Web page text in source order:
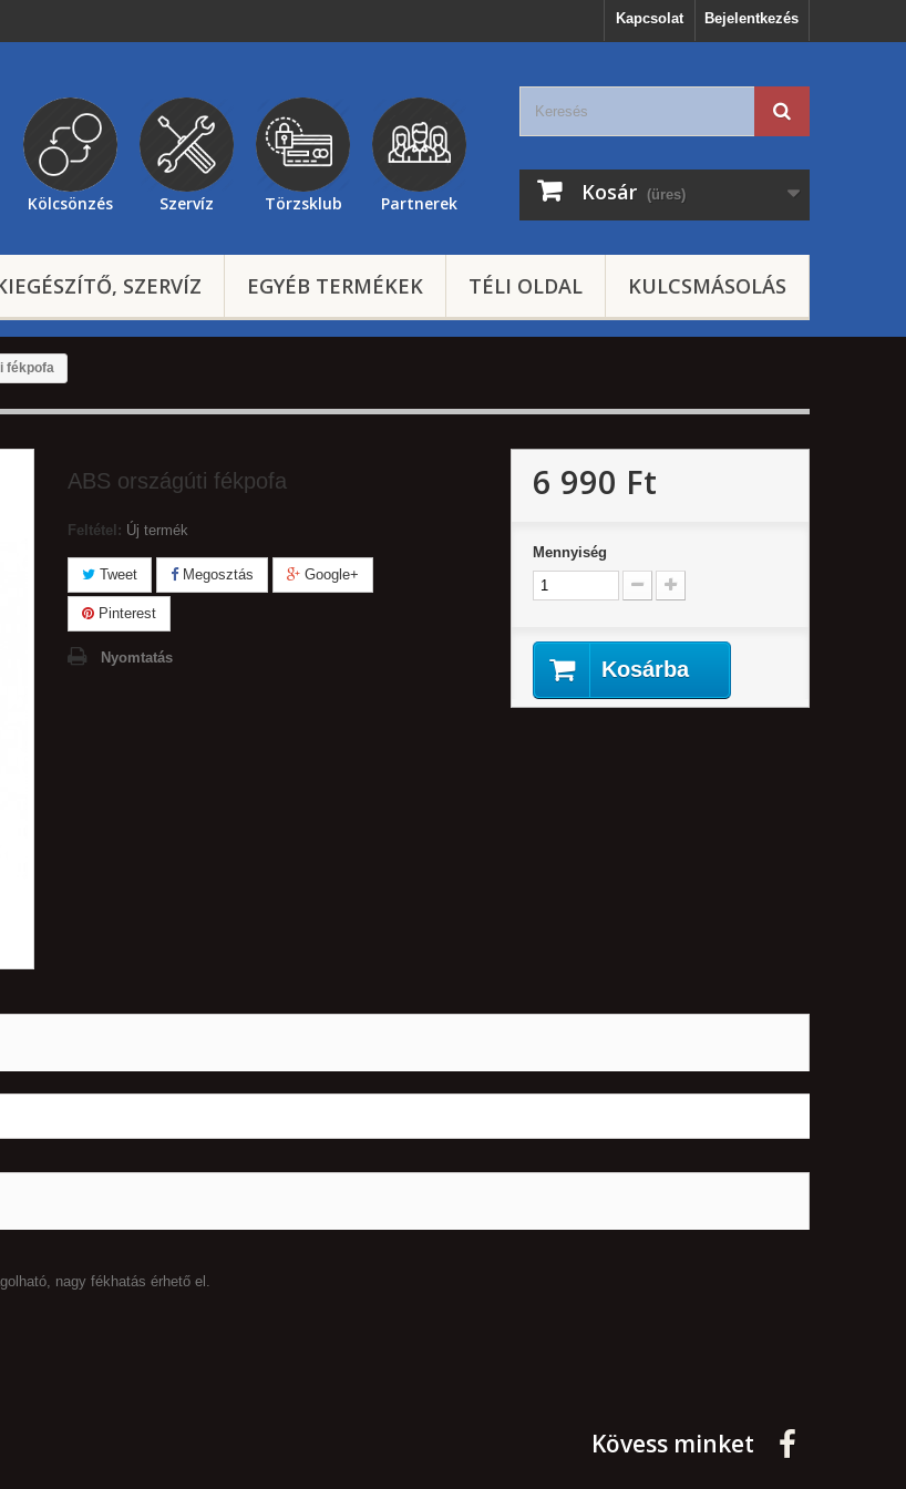
Bejelentkezés
Kapcsolat
Kölcsönzés Szervíz Törzsklub Partnerek Kosár (üres)
SZERVÍZ EGYÉB TERMÉKEK TÉLI OLDAL KULCSMÁSOLÁS
fékpofa
ABS országúti fékpofa
Feltétel: Új termék
Tweet Megosztás Google+
Pinterest
Nyomtatás
6 990 Ft‎
Mennyiség
Kosárba
nagy fékhatás érhető el.
Kövess minket